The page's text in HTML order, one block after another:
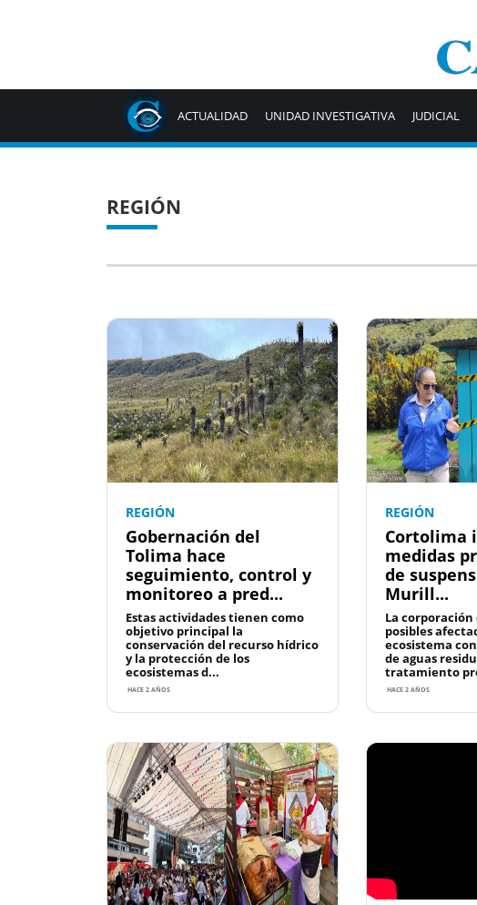
ACTUALIDAD UNIDAD INVESTIGATIVA JUDICIAL
REGIÓN
REGIÓN
Gobernación del
Tolima hace
seguimiento, control y
monitoreo a pred...
Estas actividades tienen como
objetivo principal la
conservación del recurso hídrico
y la protección de los
ecosistemas d...
HACE 2 AÑOS
REGIÓN
Cortolima
medidas
de
Murill...
La
posibles
ecosistema
de aguas
tratamiento
HACE 2 AÑOS